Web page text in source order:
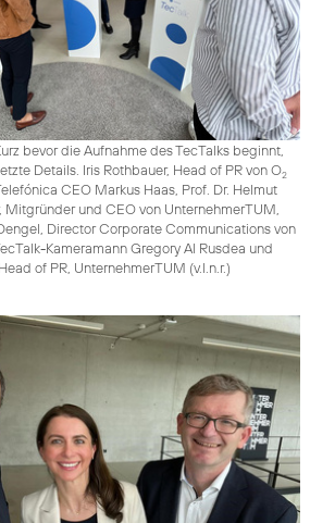
bevor die Aufnahme des TecTalks beginnt,
Details. Iris Rothbauer, Head of PR von O2
CEO Markus Haas, Prof. Dr. Helmut
Mitgründer und CEO von UnternehmerTUM,
Director Corporate Communications von
Kameramann Gregory Al Rusdea und
of PR, UnternehmerTUM (v.l.n.r.)